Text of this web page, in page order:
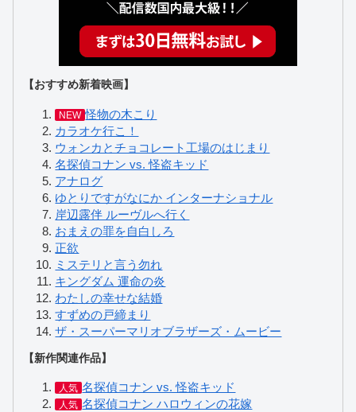
【おすすめ新着映画】
NEW 怪物の木こり
カラオケ行こ！
ウォンカとチョコレート工場のはじまり
名探偵コナン vs. 怪盗キッド
アナログ
ゆとりですがなにか インターナショナル
岸辺露伴 ルーヴルへ行く
おまえの罪を自白しろ
正欲
ミステリと言う勿れ
キングダム 運命の炎
わたしの幸せな結婚
すずめの戸締まり
ザ・スーパーマリオブラザーズ・ムービー
【新作関連作品】
人気 名探偵コナン vs. 怪盗キッド
人気 名探偵コナン ハロウィンの花嫁